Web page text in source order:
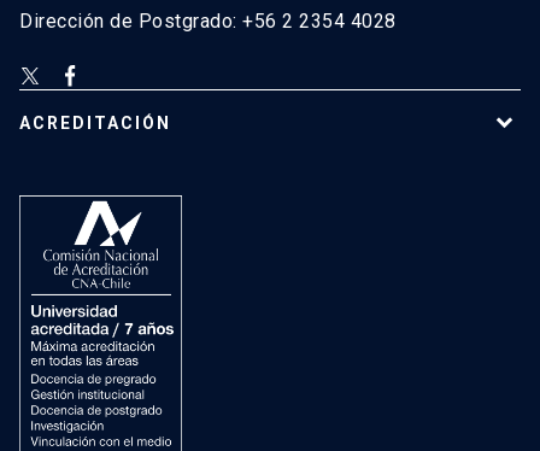
Dirección de Postgrado: +56 2 2354 4028
ACREDITACIÓN